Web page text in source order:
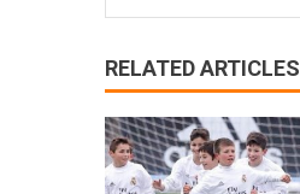
RELATED ARTICLES